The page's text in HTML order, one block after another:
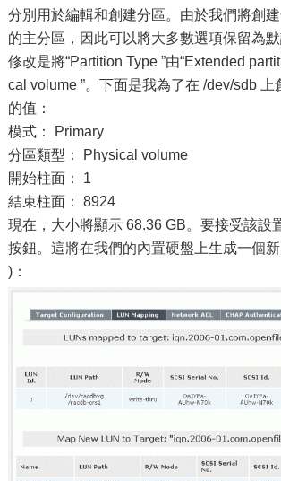
分別用於編輯和創建分區。由於我們將創
的主分區，因此可以將大多數選項保留為
修改是將“Partition Type ”由“Extended
cal volume ”。下面是我為了在 /dev/sdb 上
的值：
模式： Primary
分區類型： Physical volume
開始柱面： 1
結束柱面： 8924
現在，大小將顯示 68.36 GB。要接受該設
按鈕。這將在我們的內置硬盤上生成一個
)：